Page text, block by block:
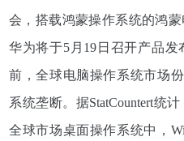
局！（非常值得收藏！）
11-01
模式”！推荐收藏！
08-02
会，搭载鸿蒙操作系统的鸿
华为将于5月19日召开产品发
前，全球电脑操作系统市场
系统垄断。据StatCountert统
全球市场桌面操作系统中，